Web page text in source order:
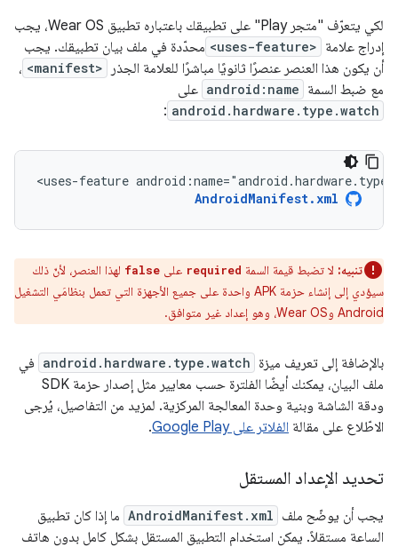
لكي يتعرّف "متجر Play" على تطبيقك باعتباره تطبيق Wear OS، يجب
إدراج علامة <uses-feature> محدّدة في ملف بيان تطبيقك. يجب
أن يكون هذا العنصر عنصرًا ثانويًا مباشرًا للعلامة الجذر
<manifest> ،
مع ضبط السمة android:name على
android.hardware.type.watch
:
<uses-feature
AndroidManifest.xml
تنبيه: لا تضبط قيمة السمة required على false لهذا العنصر، لأنّ ذلك
سيؤدي إلى إنشاء حزمة APK واحدة على جميع الأجهزة التي تعمل بنظامَي التشغيل
Android وWear OS، وهو إعداد غير متوافق.
بالإضافة إلى تعريف ميزة android.hardware.type.watch في
ملف البيان، يمكنك أيضًا الفلترة حسب معايير مثل إصدار حزمة SDK
ودقة الشاشة وبنية وحدة المعالجة المركزية. لمزيد من التفاصيل، يُرجى
الاطّلاع على مقالة الفلاتر على Google Play .
تحديد الإعداد المستقل
يجب أن يوضّح ملف AndroidManifest.xml ما إذا كان تطبيق
الساعة مستقلاً. يمكن استخدام التطبيق المستقل بشكل كامل بدون هاتف